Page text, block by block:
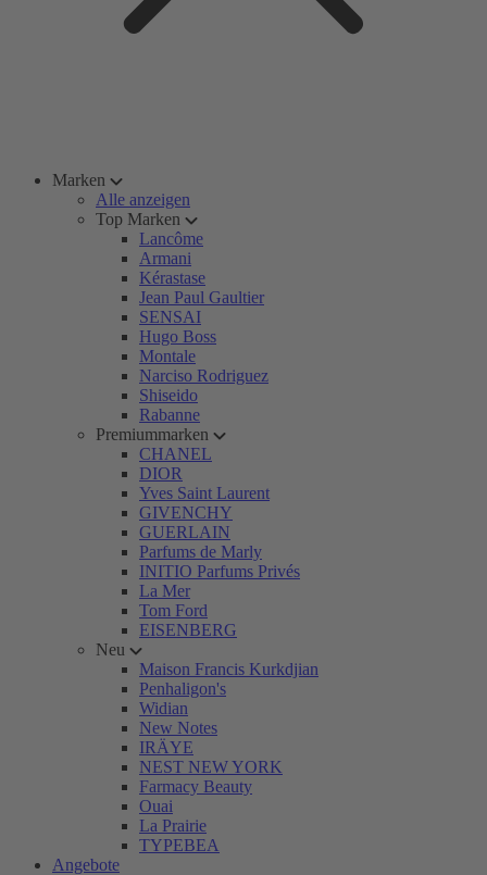
Marken
Alle anzeigen
Top Marken
Lancôme
Armani
Kérastase
Jean Paul Gaultier
SENSAI
Hugo Boss
Montale
Narciso Rodriguez
Shiseido
Rabanne
Premiummarken
CHANEL
DIOR
Yves Saint Laurent
GIVENCHY
GUERLAIN
Parfums de Marly
INITIO Parfums Privés
La Mer
Tom Ford
EISENBERG
Neu
Maison Francis Kurkdjian
Penhaligon's
Widian
New Notes
IRÄYE
NEST NEW YORK
Farmacy Beauty
Ouai
La Prairie
TYPEBEA
Angebote